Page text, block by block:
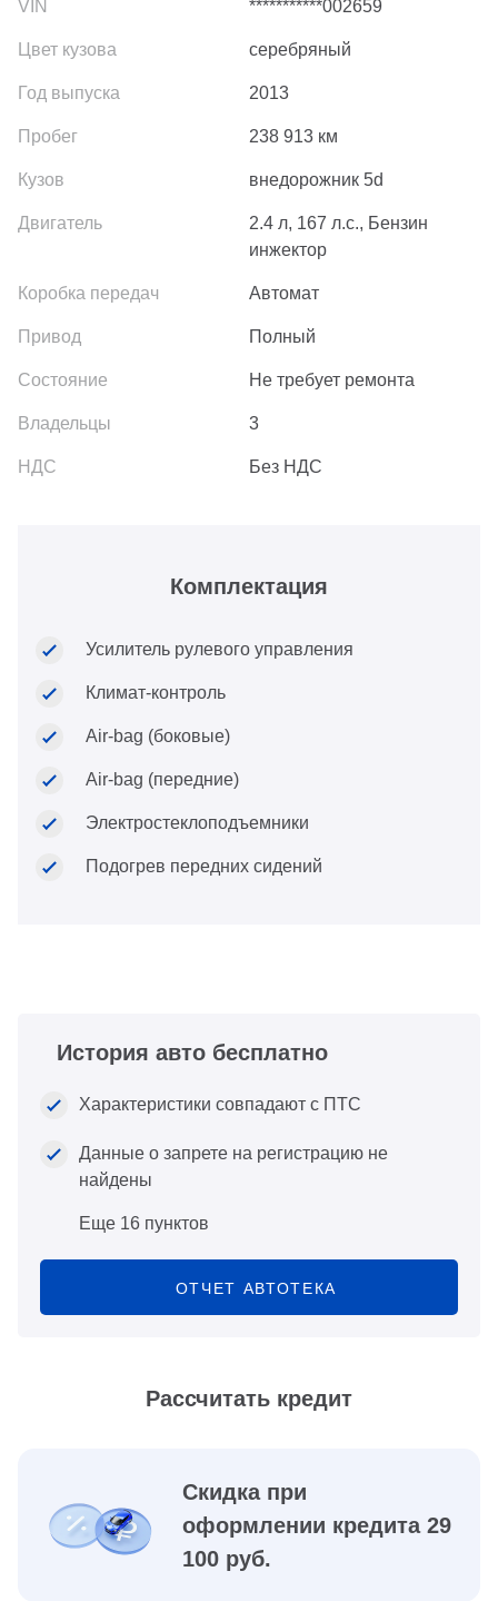
***********002659
серебряный
2013
238 913 км
внедорожник 5d
2.4 л, 167 л.с., Бензин
инжектор
Автомат
Полный
Не требует ремонта
3
Без НДС
Комплектация
Усилитель рулевого управления
Климат-контроль
Air-bag (боковые)
Air-bag (передние)
Электростеклоподъемники
Подогрев передних сидений
История авто бесплатно
Характеристики совпадают с ПТС
Данные о запрете на регистрацию не
найдены
Еще 16 пунктов
ОТЧЕТ АВТОТЕКА
Рассчитать кредит
Скидка при
оформлении кредита 29
100 руб.